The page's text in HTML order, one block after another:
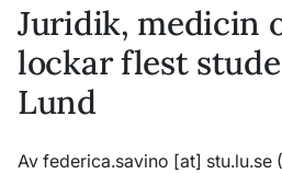
Juridik, medicin
lockar flest
Lund
Av federica.savino [at] stu.lu.se